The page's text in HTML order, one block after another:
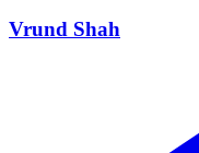
Vrund Shah